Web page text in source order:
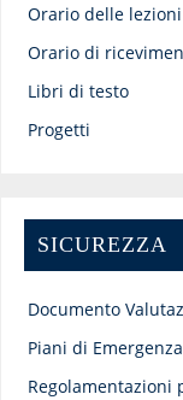
Orario delle lezioni
Orario di
Libri di testo
Progetti
SICUREZZA
Documento
Piani di
Regolamentazioni